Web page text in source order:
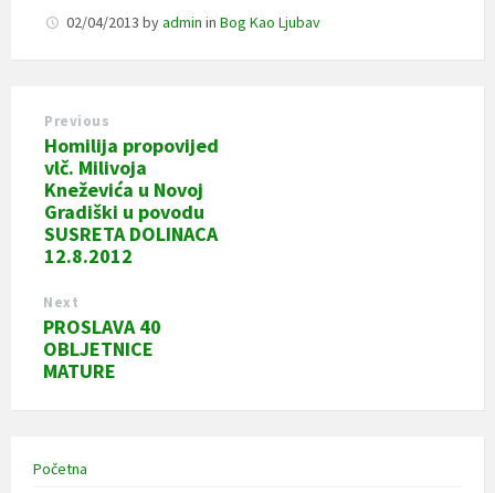
02/04/2013 byadmin in Bog Kao Ljubav
Previous
Homilija propovijed
vlč. Milivoja
Kneževića u Novoj
Gradiški u povodu
SUSRETA DOLINACA
12.8.2012
Next
PROSLAVA 40
OBLJETNICE
MATURE
Početna